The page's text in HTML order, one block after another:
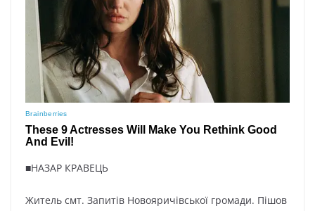
■НАЗАР КРАВЕЦЬ
Житель смт. Запитів Новояричівської громади. Пішов